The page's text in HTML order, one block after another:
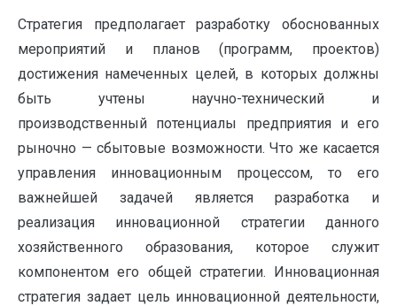
Стратегия предполагает разработку обоснованных
мероприятий и планов (программ, проектов)
достижения намеченных целей, в которых должны
быть учтены научно-технический и
производственный потенциалы предприятия и его
рыночно — сбытовые возможности. Что же касается
управления инновационным процессом, то его
важнейшей задачей является разработка и
реализация инновационной стратегии данного
хозяйственного образования, которое служит
компонентом его общей стратегии. Инновационная
стратегия задает цель инновационной деятельности,